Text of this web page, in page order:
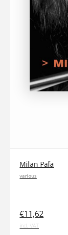
Milan Paľa
various
€11,62
incl. VAT